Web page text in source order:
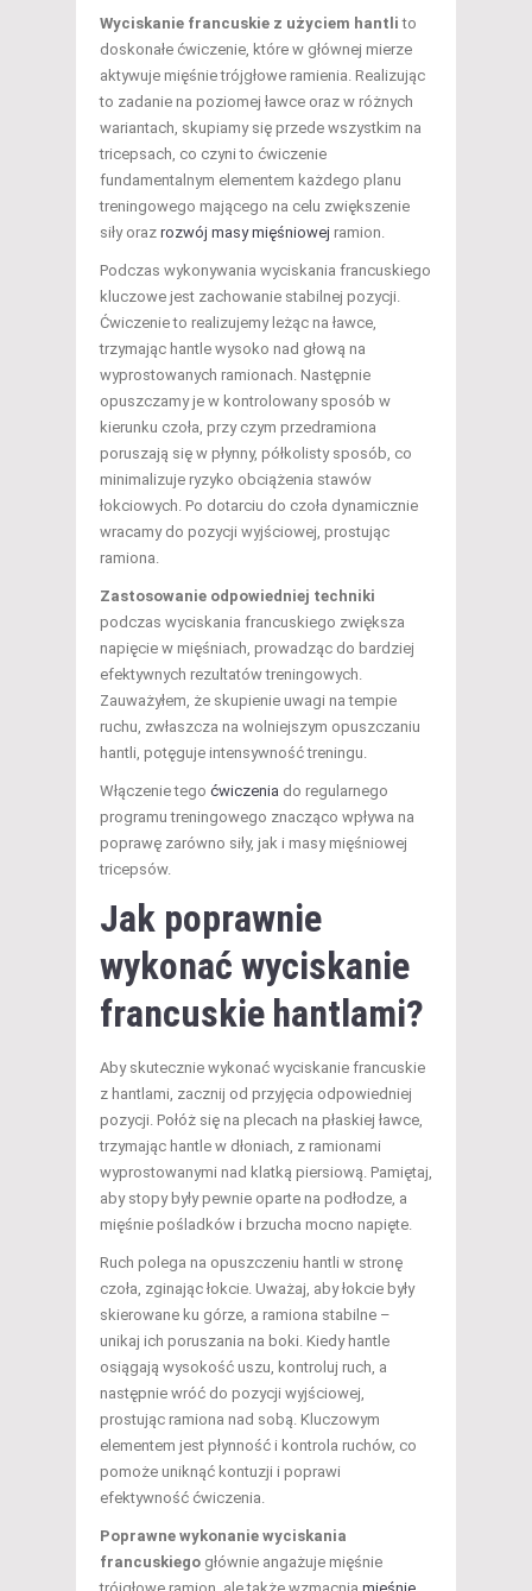
Wyciskanie francuskie z użyciem hantli to
doskonałe ćwiczenie, które w głównej mierze
aktywuje mięśnie trójgłowe ramienia. Realizując
to zadanie na poziomej ławce oraz w różnych
wariantach, skupiamy się przede wszystkim na
tricepsach, co czyni to ćwiczenie
fundamentalnym elementem każdego planu
treningowego mającego na celu zwiększenie
siły oraz rozwój masy mięśniowej ramion.
Podczas wykonywania wyciskania francuskiego
kluczowe jest zachowanie stabilnej pozycji.
Ćwiczenie to realizujemy leżąc na ławce,
trzymając hantle wysoko nad głową na
wyprostowanych ramionach. Następnie
opuszczamy je w kontrolowany sposób w
kierunku czoła, przy czym przedramiona
poruszają się w płynny, półkolisty sposób, co
minimalizuje ryzyko obciążenia stawów
łokciowych. Po dotarciu do czoła dynamicznie
wracamy do pozycji wyjściowej, prostując
ramiona.
Zastosowanie odpowiedniej techniki
podczas wyciskania francuskiego zwiększa
napięcie w mięśniach, prowadząc do bardziej
efektywnych rezultatów treningowych.
Zauważyłem, że skupienie uwagi na tempie
ruchu, zwłaszcza na wolniejszym opuszczaniu
hantli, potęguje intensywność treningu.
Włączenie tego ćwiczenia do regularnego
programu treningowego znacząco wpływa na
poprawę zarówno siły, jak i masy mięśniowej
tricepsów.
Jak poprawnie
wykonać wyciskanie
francuskie hantlami?
Aby skutecznie wykonać wyciskanie francuskie
z hantlami, zacznij od przyjęcia odpowiedniej
pozycji. Połóż się na plecach na płaskiej ławce,
trzymając hantle w dłoniach, z ramionami
wyprostowanymi nad klatką piersiową. Pamiętaj,
aby stopy były pewnie oparte na podłodze, a
mięśnie pośladków i brzucha mocno napięte.
Ruch polega na opuszczeniu hantli w stronę
czoła, zginając łokcie. Uważaj, aby łokcie były
skierowane ku górze, a ramiona stabilne –
unikaj ich poruszania na boki. Kiedy hantle
osiągają wysokość uszu, kontroluj ruch, a
następnie wróć do pozycji wyjściowej,
prostując ramiona nad sobą. Kluczowym
elementem jest płynność i kontrola ruchów, co
pomoże uniknąć kontuzji i poprawi
efektywność ćwiczenia.
Poprawne wykonanie wyciskania
francuskiego głównie angażuje mięśnie